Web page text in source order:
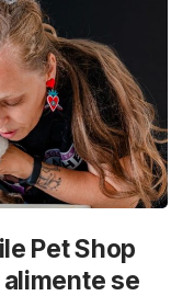
Pet Shop
se